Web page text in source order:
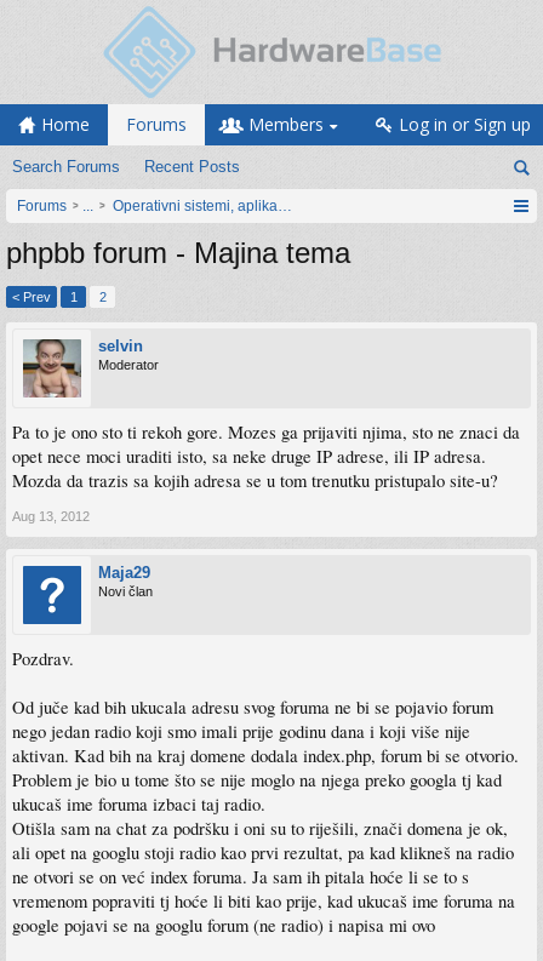
Home Forums
Search Forums Recent Posts
Members Log in or Sign up
Forums ... Operativni sistemi, aplikacije i programiranje
phpbb forum - Majina tema
< Prev 1 2
selvin
Moderator
Pa to je ono sto ti rekoh gore. Mozes ga prijaviti njima, sto ne znaci da
opet nece moci uraditi isto, sa neke druge IP adrese, ili IP adresa.
Mozda da trazis sa kojih adresa se u tom trenutku pristupalo site-u?
Aug 13, 2012
Maja29
Novi član
Pozdrav.
Od juče kad bih ukucala adresu svog foruma ne bi se pojavio forum
nego jedan radio koji smo imali prije godinu dana i koji više nije
aktivan. Kad bih na kraj domene dodala index.php, forum bi se otvorio.
Problem je bio u tome što se nije moglo na njega preko googla tj kad
ukucaš ime foruma izbaci taj radio.
Otišla sam na chat za podršku i oni su to riješili, znači domena je ok,
ali opet na googlu stoji radio kao prvi rezultat, pa kad klikneš na radio
ne otvori se on već index foruma. Ja sam ih pitala hoće li se to s
vremenom popraviti tj hoće li biti kao prije, kad ukucaš ime foruma na
google pojavi se na googlu forum (ne radio) i napisa mi ovo